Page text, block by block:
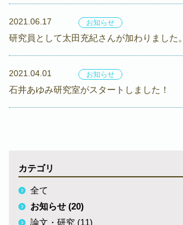
2021.06.17 お知らせ
研究員として太田充紀さんが加わりました。
2021.04.01 お知らせ
石井あゆみ研究室がスタートしました！
カテゴリ
全て
お知らせ (20)
論文・研究 (11)